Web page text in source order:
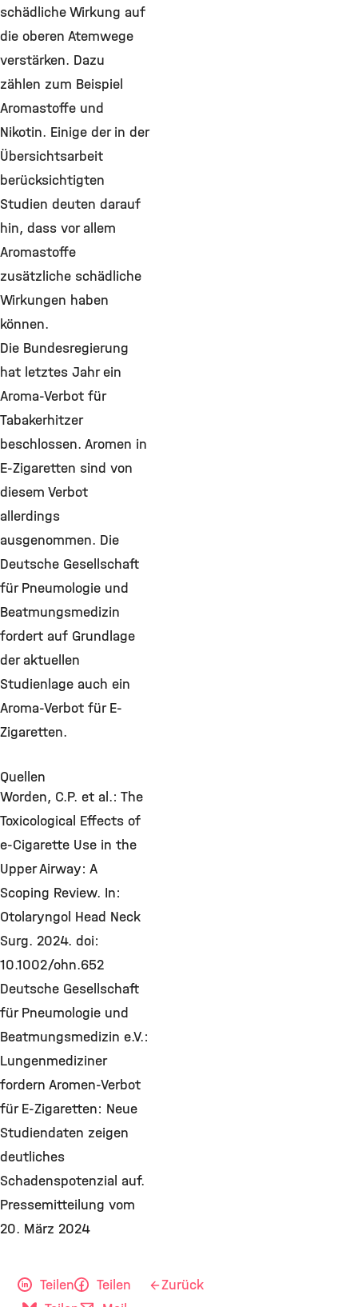
schädliche Wirkung auf
die oberen Atemwege
verstärken. Dazu
zählen zum Beispiel
Aromastoffe und
Nikotin. Einige der in der
Übersichtsarbeit
berücksichtigten
Studien deuten darauf
hin, dass vor allem
Aromastoffe
zusätzliche schädliche
Wirkungen haben
können.
Die Bundesregierung
hat letztes Jahr ein
Aroma-Verbot für
Tabakerhitzer
beschlossen. Aromen in
E-Zigaretten sind von
diesem Verbot
allerdings
ausgenommen. Die
Deutsche Gesellschaft
für Pneumologie und
Beatmungsmedizin
fordert auf Grundlage
der aktuellen
Studienlage auch ein
Aroma-Verbot für E-
Zigaretten.
Quellen
Worden, C.P. et al.: The
Toxicological Effects of
e-Cigarette Use in the
Upper Airway: A
Scoping Review. In:
Otolaryngol Head Neck
Surg. 2024. doi:
10.1002/ohn.652
Deutsche Gesellschaft
für Pneumologie und
Beatmungsmedizin e.V.:
Lungenmediziner
fordern Aromen-Verbot
für E-Zigaretten: Neue
Studiendaten zeigen
deutliches
Schadenspotenzial auf.
Pressemitteilung vom
20. März 2024
Teilen
Teilen
Zurück